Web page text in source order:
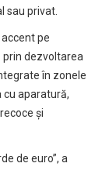
sau privat.
pe
prin dezvoltarea
în zonele
cu aparatură,
şi
de euro”, a